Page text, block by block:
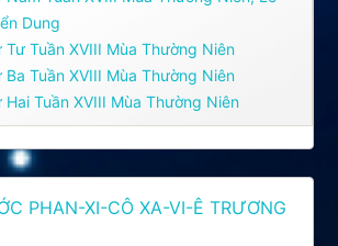
Dung
Tuần XVIII Mùa Thường Niên
Tuần XVIII Mùa Thường Niên
Tuần XVIII Mùa Thường Niên